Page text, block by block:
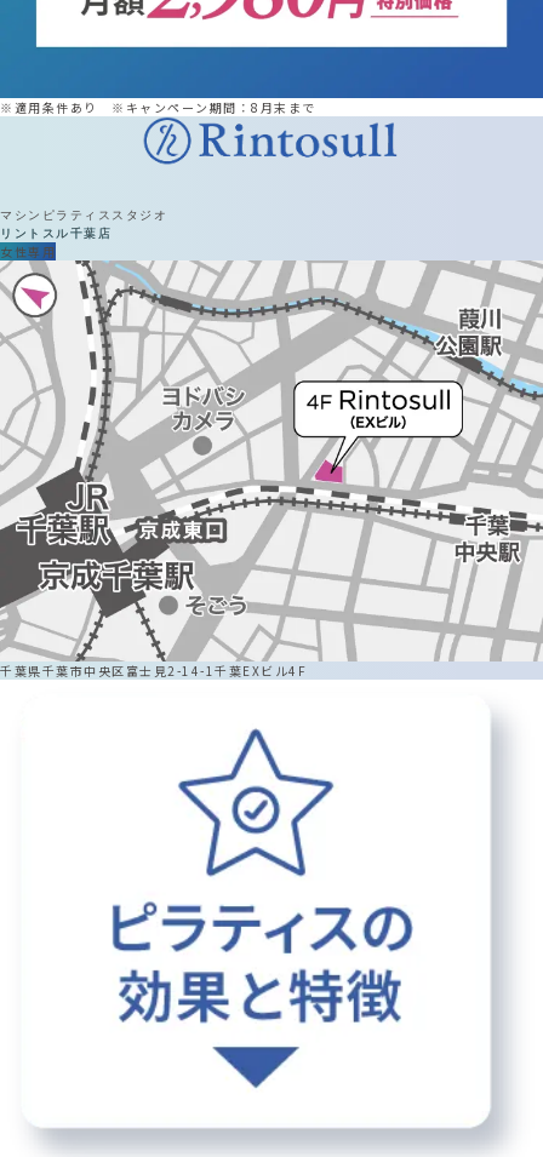
※適用条件あり ※キャンペーン期間：8月末まで
マシンピラティススタジオ
リントスル千葉店
女性専用
千葉県千葉市中央区富士見2-14-1千葉EXビル4F